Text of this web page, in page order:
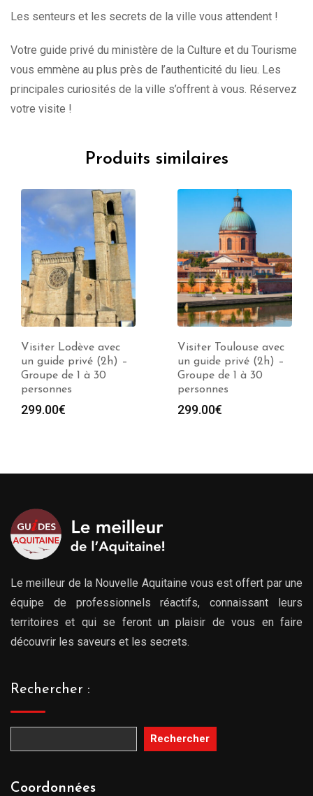
Les senteurs et les secrets de la ville vous attendent !
Votre guide privé du ministère de la Culture et du Tourisme
vous emmène au plus près de l’authenticité du lieu. Les
principales curiosités de la ville s’offrent à vous. Réservez
votre visite !
Produits similaires
Visiter Toulouse avec
un guide privé (2h) –
Groupe de 1 à 30
personnes
299.00€
Visiter Collioure avec
un guide privé (2h) –
Groupe de 1 à 30
personnes
299.00€
Le meilleur de la Nouvelle Aquitaine vous est offert par une
équipe de professionnels réactifs, connaissant leurs
territoires et qui se feront un plaisir de vous en faire
découvrir les saveurs et les secrets.
Rechercher :
Rechercher
Coordonnées